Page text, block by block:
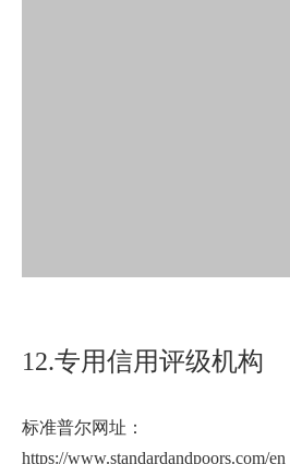
12.专用信用评级机构
标准普尔网址：
https://www.standardandpoors.com/